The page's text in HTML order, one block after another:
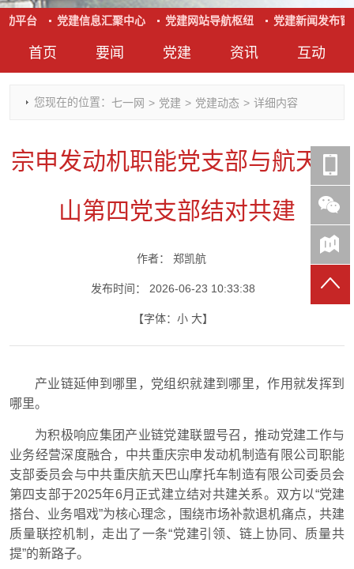
首页 要闻
时政要闻
干部任免
七一视角
党建
党建动态
人才工作
作风建设
资讯
热点关注
党刊好文
党史参阅
互动
红岩评论
七一文学
七一号
平台 党建信息汇聚中心 党建网站导航枢纽 党建新闻发布窗
您现在的位置： 七一网 > 党建 > 党建动态 > 详细内容
宗申发动机职能党支部与航天巴
山第四党支部结对共建
作者： 郑凯航
发布时间： 2026-06-23 10:33:38
【字体： 小 大】
产业链延伸到哪里，党组织就建到哪里，作用就发挥到
哪里。
为积极响应集团产业链党建联盟号召，推动党建工作与
业务经营深度融合，中共重庆宗申发动机制造有限公司职能
支部委员会与中共重庆航天巴山摩托车制造有限公司委员会
第四支部于2025年6月正式建立结对共建关系。双方以“党建
搭台、业务唱戏”为核心理念，围绕市场补款退机痛点，共建
质量联控机制，走出了一条“党建引领、链上协同、质量共
提”的新路子。